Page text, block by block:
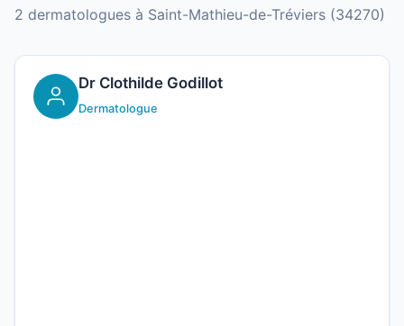
2 dermatologues à Saint-Mathieu-de-Tréviers (34270)
Dr Clothilde Godillot
Dermatologue